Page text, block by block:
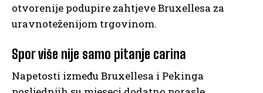
otvorenije podupire zahtjeve Bruxellesa za
uravnoteženijom trgovinom.
Spor više nije samo pitanje carina
Napetosti između Bruxellesa i Pekinga